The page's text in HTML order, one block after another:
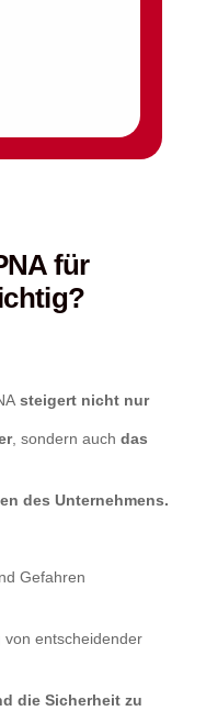
für
steigert nicht nur
, sondern auchdas
des Unternehmens.
Gefahren
von entscheidender
die Sicherheit zu